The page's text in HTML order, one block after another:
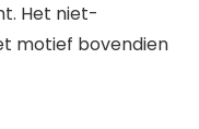
Het niet-
motief bovendien